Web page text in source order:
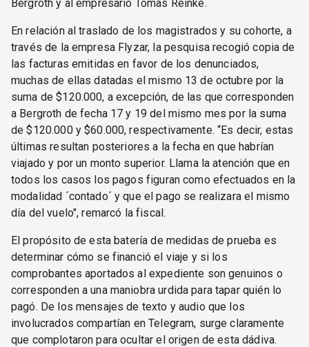
Bergroth y al empresario Tomas Reinke.
En relación al traslado de los magistrados y su cohorte, a
través de la empresa Flyzar, la pesquisa recogió copia de
las facturas emitidas en favor de los denunciados,
muchas de ellas datadas el mismo 13 de octubre por la
suma de $120.000, a excepción, de las que corresponden
a Bergroth de fecha 17 y 19 del mismo mes por la suma
de $120.000 y $60.000, respectivamente. “Es decir, estas
últimas resultan posteriores a la fecha en que habrían
viajado y por un monto superior. Llama la atención que en
todos los casos los pagos figuran como efectuados en la
modalidad ´contado´ y que el pago se realizara el mismo
día del vuelo", remarcó la fiscal.
El propósito de esta batería de medidas de prueba es
determinar cómo se financió el viaje y si los
comprobantes aportados al expediente son genuinos o
corresponden a una maniobra urdida para tapar quién lo
pagó. De los mensajes de texto y audio que los
involucrados compartían en Telegram, surge claramente
que complotaron para ocultar el origen de esta dádiva.